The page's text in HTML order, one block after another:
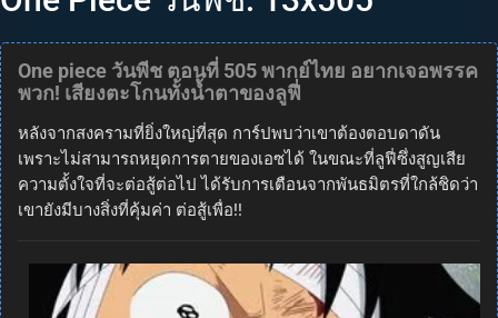
One piece วันพีช ตอนที่ 505 พากย์ไทย อยากเจอพรรค
พวก! เสียงตะโกนทั้งน้ำตาของลูฟี่
หลังจากสงครามที่ยิ่งใหญ่ที่สุด การ์ปพบว่าเขาต้องตอบดาดัน
เพราะไม่สามารถหยุดการตายของเอซได้ ในขณะที่ลูฟี่ซึ่งสูญเสีย
ความตั้งใจที่จะต่อสู้ต่อไป ได้รับการเตือนจากพันธมิตรที่ใกล้ชิดว่า
เขายังมีบางสิ่งที่คุ้มค่า ต่อสู้เพื่อ!!